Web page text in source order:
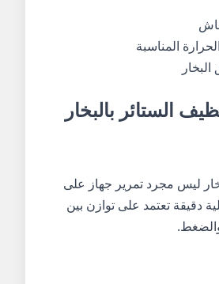
المناسبة
الستائر بالبخار
ليس مجرد تمرير جهاز على
دقيقة تعتمد على توازن بين